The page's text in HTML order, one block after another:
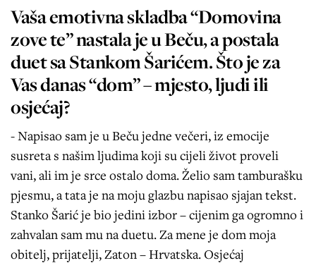
Vaša emotivna skladba “Domovina
zove te” nastala je u Beču, a postala
duet sa Stankom Šarićem. Što je za
Vas danas “dom” – mjesto, ljudi ili
osjećaj?
- Napisao sam je u Beču jedne večeri, iz emocije
susreta s našim ljudima koji su cijeli život proveli
vani, ali im je srce ostalo doma. Želio sam tamburašku
pjesmu, a tata je na moju glazbu napisao sjajan tekst.
Stanko Šarić je bio jedini izbor – cijenim ga ogromno i
zahvalan sam mu na duetu. Za mene je dom moja
obitelj, prijatelji, Zaton – Hrvatska. Osjećaj